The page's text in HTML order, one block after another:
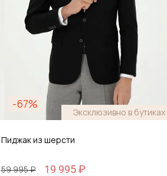
-67%
Эксклюзивно в бутиках
Пиджак из шерсти
59 995 ₽ 19 995 ₽